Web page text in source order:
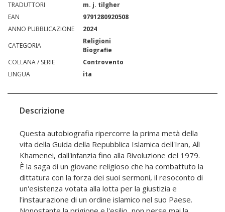
TRADUTTORI
m. j. tilgher
EAN
9791280920508
ANNO PUBBLICAZIONE
2024
CATEGORIA
Religioni
Biografie
COLLANA / SERIE
Controvento
LINGUA
ita
Descrizione
Questa autobiografia ripercorre la prima metà della
vita della Guida della Repubblica Islamica dell'Iran, Alì
Khamenei, dall'infanzia fino alla Rivoluzione del 1979.
È la saga di un giovane religioso che ha combattuto la
dittatura con la forza dei suoi sermoni, il resoconto di
un'esistenza votata alla lotta per la giustizia e
l'instaurazione di un ordine islamico nel suo Paese.